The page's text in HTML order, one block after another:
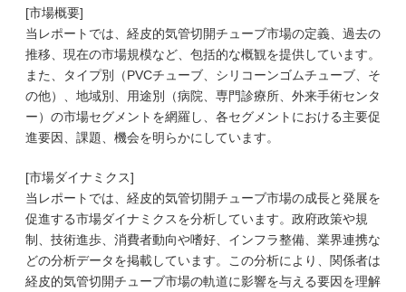
[市場概要]
当レポートでは、経皮的気管切開チューブ市場の定義、過去の
推移、現在の市場規模など、包括的な概観を提供しています。
また、タイプ別（PVCチューブ、シリコーンゴムチューブ、そ
の他）、地域別、用途別（病院、専門診療所、外来手術センタ
ー）の市場セグメントを網羅し、各セグメントにおける主要促
進要因、課題、機会を明らかにしています。
[市場ダイナミクス]
当レポートでは、経皮的気管切開チューブ市場の成長と発展を
促進する市場ダイナミクスを分析しています。政府政策や規
制、技術進歩、消費者動向や嗜好、インフラ整備、業界連携な
どの分析データを掲載しています。この分析により、関係者は
経皮的気管切開チューブ市場の軌道に影響を与える要因を理解